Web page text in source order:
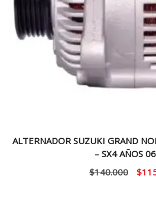
ALTERNADOR SUZUKI GRAND
– SX4 AÑOS
$140.000
El
$